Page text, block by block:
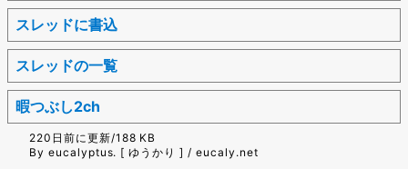
スレッドに書込
スレッドの一覧
暇つぶし2ch
220日前に更新/188 KB
By eucalyptus. [ ゆうかり ] / eucaly.net